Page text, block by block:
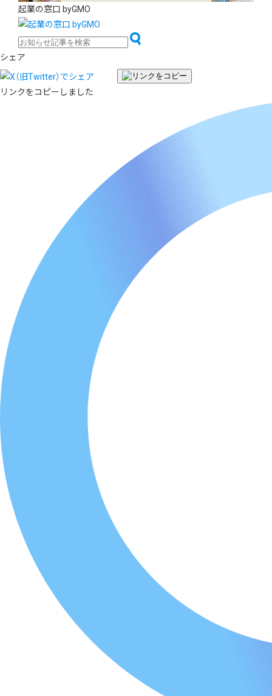
起業の窓口 byGMO
シェア
リンクをコピーしました